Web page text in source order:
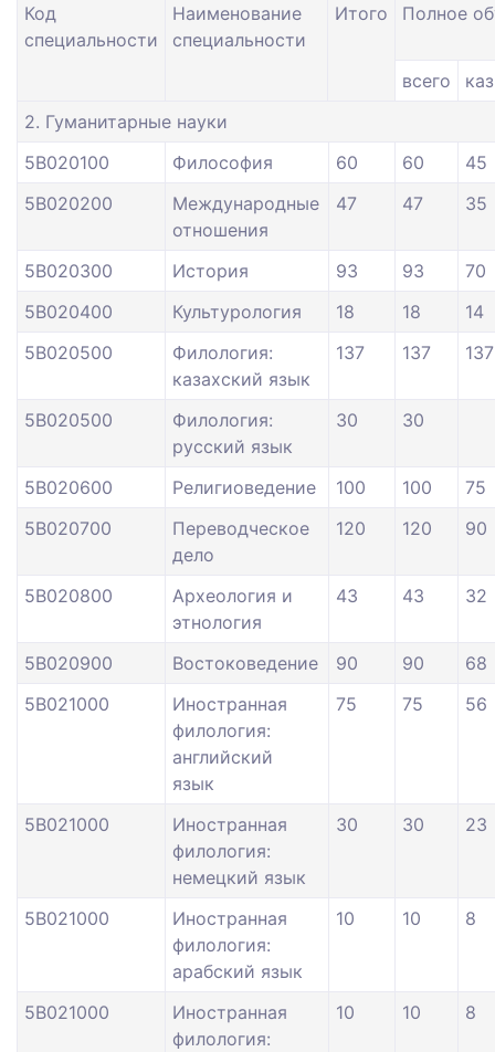
Код
специальности
Наименование
специальности
Итого Полное
всего
2. Гуманитарные науки
5В020100
Философия 60 60
45
5В020200
Международные
отношения
47 47 35
5В020300 История 93 93
70
5В020400
Культурология 18 18
14
5В020500
Филология:
казахский язык
137 137 137
5В020500
Филология:
русский язык
30 30
5В020600 Религиоведение 100 100
75
5В020700
Переводческое
дело
120 120 90
5В020800
Археология и
этнология
43 43 32
5В020900 Востоковедение 90 90
68
5В021000
Иностранная
филология:
английский
язык
75 75 56
5В021000
Иностранная
филология:
немецкий язык
30 30 23
5В021000
Иностранная
филология:
арабский язык
10 10 8
5В021000
Иностранная
филология:
10 10 8